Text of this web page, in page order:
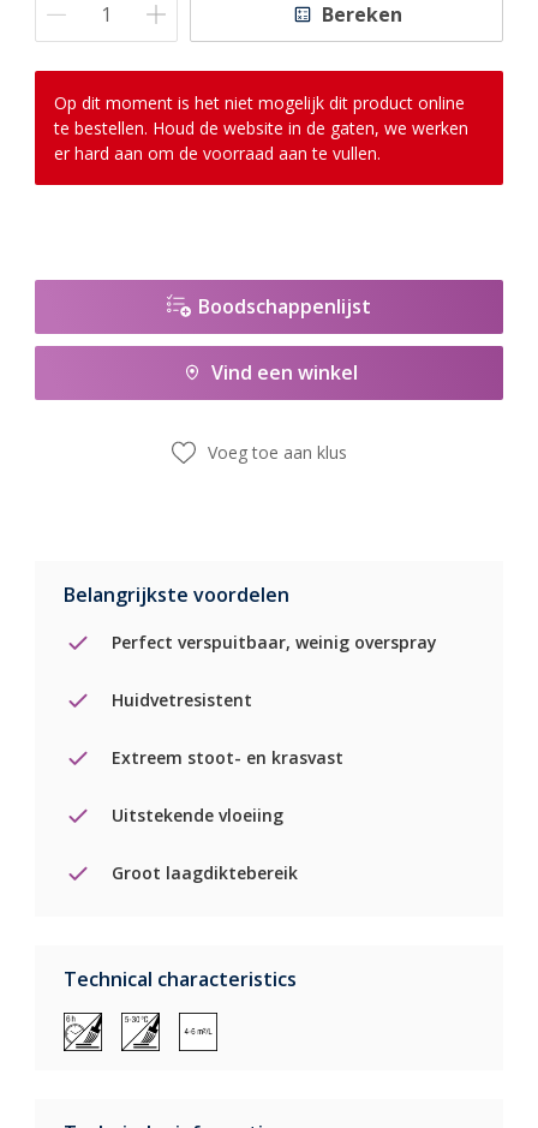
Bereken
Op dit moment is het niet mogelijk dit product online
te bestellen. Houd de website in de gaten, we werken
er hard aan om de voorraad aan te vullen.
Boodschappenlijst
Vind een winkel
Voeg toe aan klus
Belangrijkste voordelen
Perfect verspuitbaar, weinig overspray
Huidvetresistent
Extreem stoot- en krasvast
Uitstekende vloeiing
Groot laagdiktebereik
Technical characteristics